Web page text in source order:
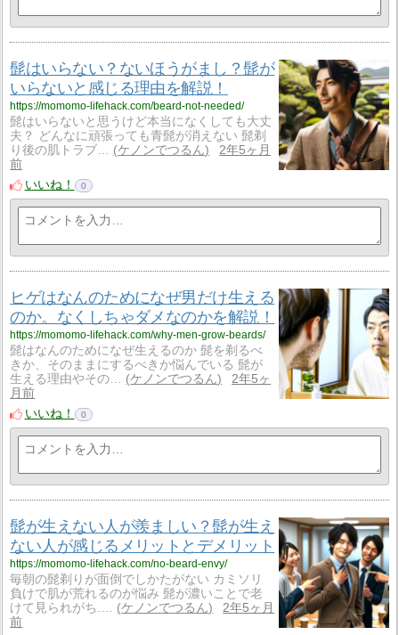
髭はいらない？ないほうがまし？髭が
いらないと感じる理由を解説！
https://momomo-lifehack.com/beard-not-needed/
髭はいらないと思うけど本当になくしても大丈
夫？ どんなに頑張っても青髭が消えない 髭剃
り後の肌トラブ…
ケノンでつるん
2年5ヶ月
前
いいね！
0
ヒゲはなんのためになぜ男だけ生える
のか。なくしちゃダメなのかを解説！
https://momomo-lifehack.com/why-men-grow-beards/
髭はなんのためになぜ生えるのか 髭を剃るべ
きか、そのままにするべきか悩んでいる 髭が
生える理由やその…
ケノンでつるん
2年5ヶ
月前
いいね！
0
髭が生えない人が羨ましい？髭が生え
ない人が感じるメリットとデメリット
https://momomo-lifehack.com/no-beard-envy/
毎朝の髭剃りが面倒でしかたがない カミソリ
負けで肌が荒れるのが悩み 髭が濃いことで老
けて見られがち.…
ケノンでつるん
2年5ヶ月
前